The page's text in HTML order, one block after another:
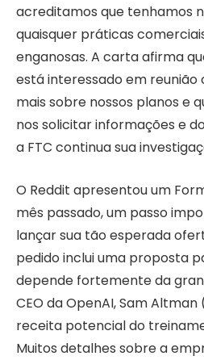
acreditamos que tenhamos
quaisquer práticas
enganosas. A carta afirma
está interessado em
mais sobre nossos planos e
nos solicitar informações e
a FTC continua sua
O Reddit apresentou um
mês passado, um passo
lançar sua tão esperada
pedido inclui uma proposta
depende fortemente da
CEO da OpenAI, Sam
receita potencial do
Muitos detalhes sobre a